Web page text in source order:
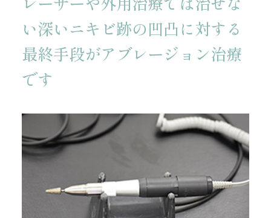
い深いニキビ跡の凹凸に対する
最終手段がアブレージョン治療
です